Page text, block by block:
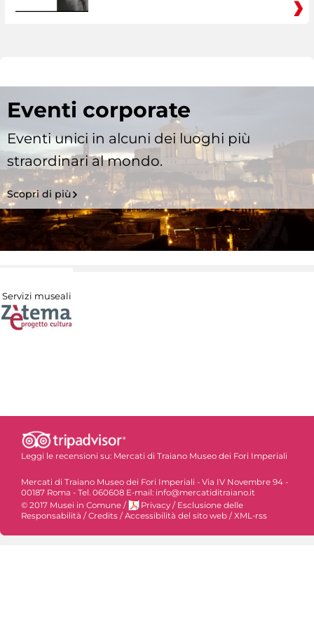
Eventi corporate
Eventi unici in alcuni dei luoghi più
straordinari al mondo.
Scopri di più
Servizi museali
Leggi le recensioni su: Mercati di Traiano Museo dei Fori Imperiali
Mercati di Traiano Museo dei Fori Imperiali - Via IV Novembre 94 -
00187 Roma - Tel. 060608 E-mail: info@mercatiditraiano.it
© 2017 Musei in Comune / Privacy / Esclusione delle
Responsabilità /Credits /Accessibilità del sito web /XML-rss